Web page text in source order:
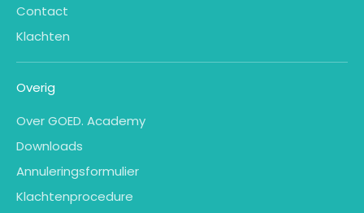
Contact
Klachten
Overig
Over GOED. Academy
Downloads
Annuleringsformulier
Klachtenprocedure